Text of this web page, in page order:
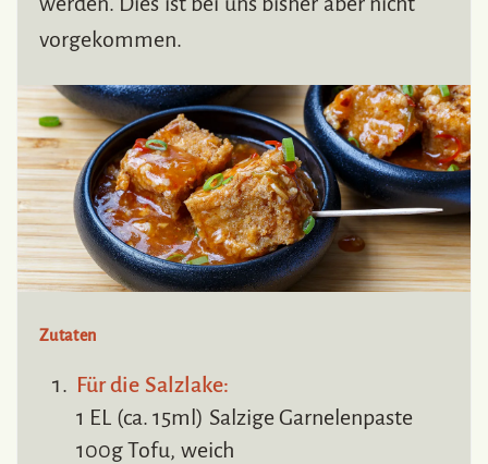
vorgekommen.
Zutaten
Für die Salzlake:
1 EL (ca. 15ml) Salzige Garnelenpaste
100g Tofu, weich